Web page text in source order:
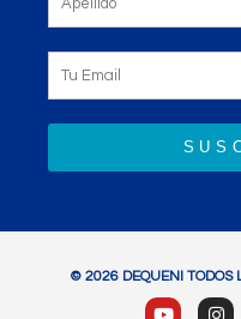
© 2026 DEQUENI TODOS